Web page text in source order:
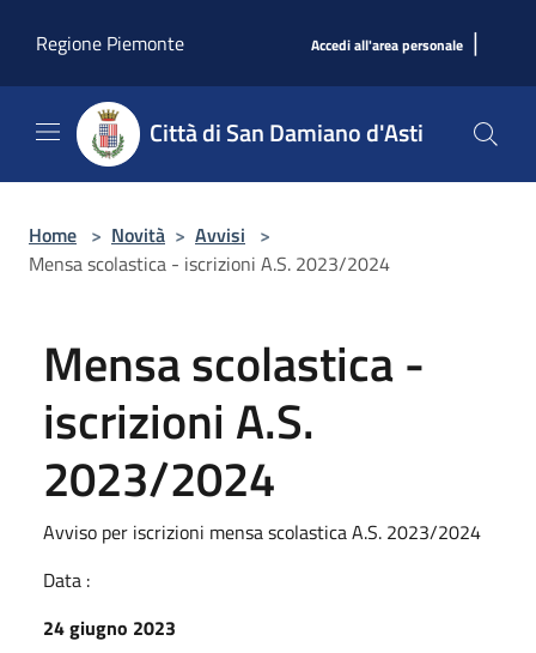
Regione Piemonte
Accedi all'area personale |
Città di San Damiano d'Asti
Home > Novità > Avvisi >
Mensa scolastica - iscrizioni A.S. 2023/2024
Mensa scolastica -
iscrizioni A.S.
2023/2024
Avviso per iscrizioni mensa scolastica A.S. 2023/2024
Data :
24 giugno 2023